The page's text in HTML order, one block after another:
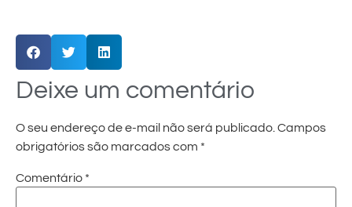
Deixe um comentário
O seu endereço de e-mail não será publicado. Campos
obrigatórios são marcados com *
Comentário *